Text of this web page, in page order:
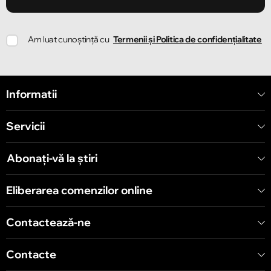
Strada Ion Creangă 78
Strada Mitropolit Varlaam 58
Chișinău
Am luat cunoștință cu Termenii și Politica de confidențialitate
Informatii
Servicii
Abonați-vă la știri
Eliberarea comenzilor online
Contactează-ne
Contacte